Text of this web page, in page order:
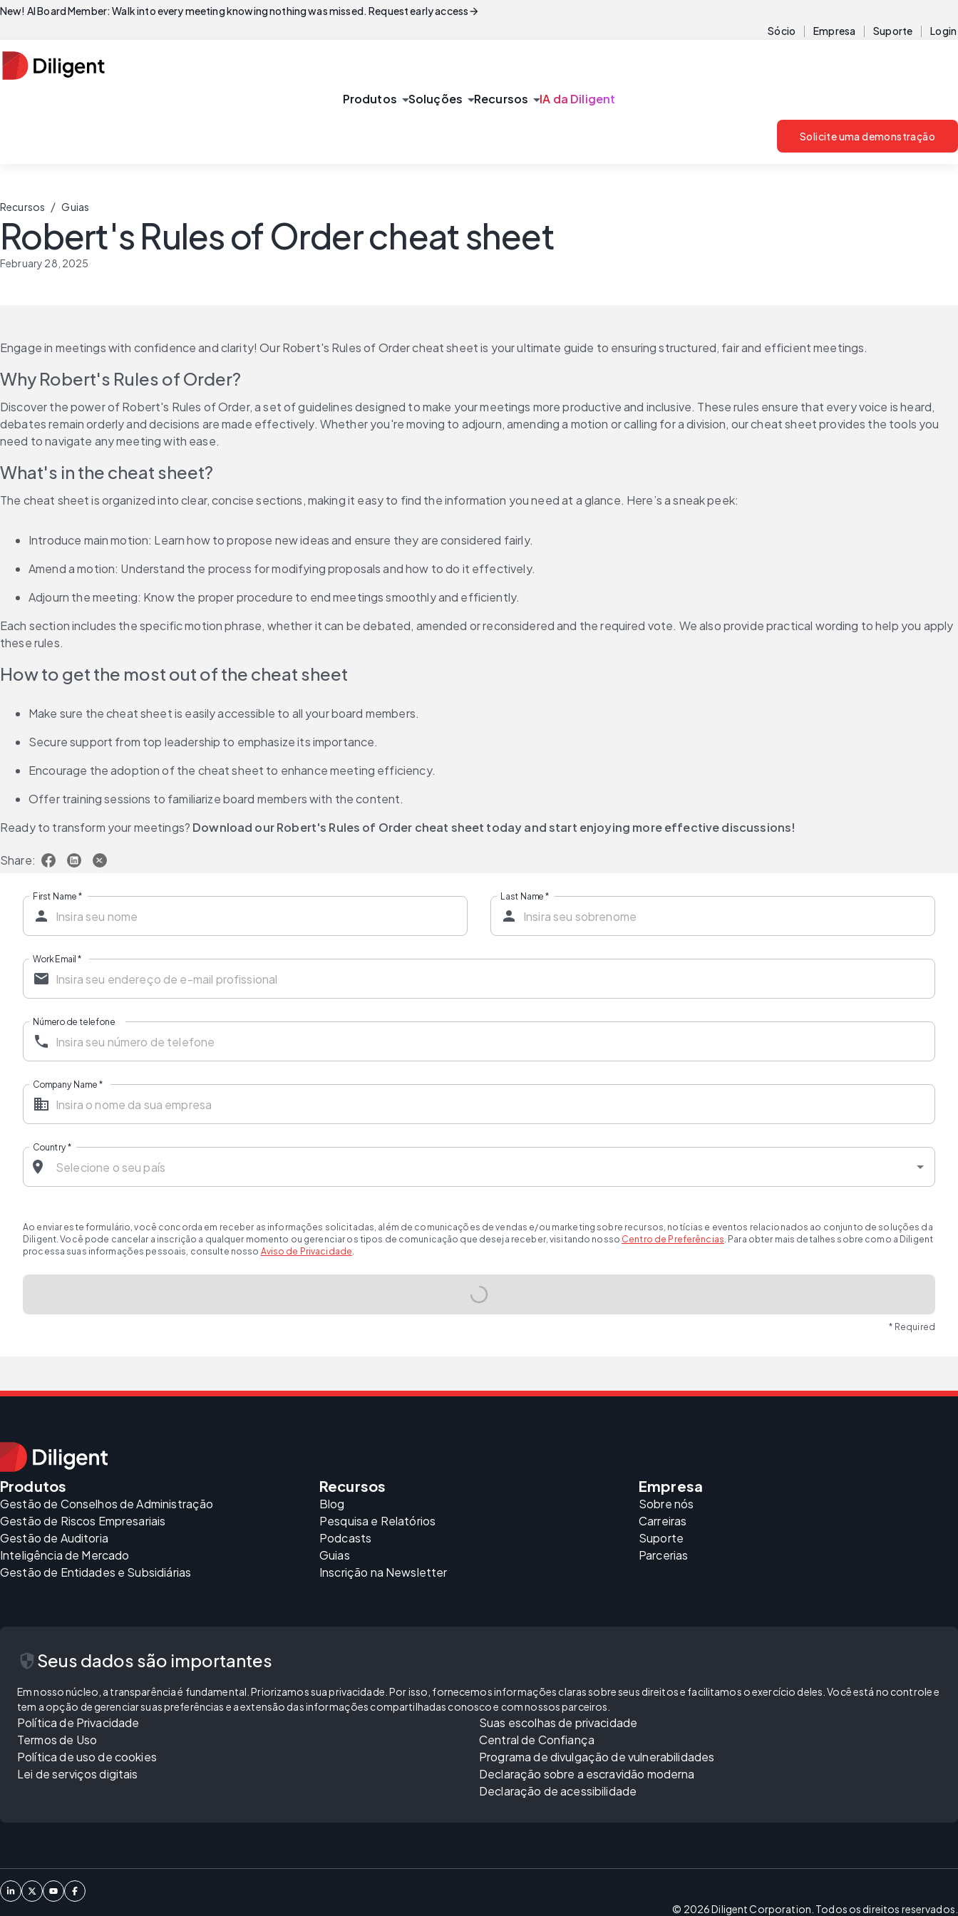
New! AI Board Member: Walk into every meeting knowing nothing was missed. Request early accessarrow_forward
Sócio Empresa Suporte Login
Produtos arrow_drop_downSoluções arrow_drop_downRecursos arrow_drop_downIA da Diligent
Solicite uma demonstração
Recursos / Guias
Robert's Rules of Order cheat sheet
February 28, 2025
Engage in meetings with confidence and clarity! Our Robert's Rules of Order cheat sheet is your ultimate guide to ensuring structured, fair and efficient meetings.
Why Robert's Rules of Order?
Discover the power of Robert's Rules of Order, a set of guidelines designed to make your meetings more productive and inclusive. These rules ensure that every voice is heard,
debates remain orderly and decisions are made effectively. Whether you're moving to adjourn, amending a motion or calling for a division, our cheat sheet provides the tools you
need to navigate any meeting with ease.
What's in the cheat sheet?
The cheat sheet is organized into clear, concise sections, making it easy to find the information you need at a glance. Here’s a sneak peek:
Introduce main motion: Learn how to propose new ideas and ensure they are considered fairly.
Amend a motion: Understand the process for modifying proposals and how to do it effectively.
Adjourn the meeting: Know the proper procedure to end meetings smoothly and efficiently.
Each section includes the specific motion phrase, whether it can be debated, amended or reconsidered and the required vote. We also provide practical wording to help you apply
these rules.
How to get the most out of the cheat sheet
Make sure the cheat sheet is easily accessible to all your board members.
Secure support from top leadership to emphasize its importance.
Encourage the adoption of the cheat sheet to enhance meeting efficiency.
Offer training sessions to familiarize board members with the content.
Ready to transform your meetings? Download our Robert's Rules of Order cheat sheet today and start enjoying more effective discussions!
Share:
First Name* Last Name *
Work Email*
Número de telefone
Company Name*
Country*
Ao enviar este formulário, você concorda em receber as informações solicitadas, além de comunicações de vendas e/ou marketing sobre recursos, notícias e eventos relacionados ao conjunto de soluções da
Diligent. Você pode cancelar a inscrição a qualquer momento ou gerenciar os tipos de comunicação que deseja receber, visitando nosso Centro de Preferências. Para obter mais detalhes sobre como a Diligent
processa suas informações pessoais, consulte nosso Aviso de Privacidade.
* Required
Produtos
Gestão de Conselhos de Administração
Gestão de Riscos Empresariais
Gestão de Auditoria
Inteligência de Mercado
Gestão de Entidades e Subsidiárias
Recursos
Blog
Pesquisa e Relatórios
Podcasts
Guias
Inscrição na Newsletter
Empresa
Sobre nós
Carreiras
Suporte
Parcerias
security Seus dados são importantes
Em nosso núcleo, a transparência é fundamental. Priorizamos sua privacidade. Por isso, fornecemos informações claras sobre seus direitos e facilitamos o exercício deles. Você está no controle e
tem a opção de gerenciar suas preferências e a extensão das informações compartilhadas conosco e com nossos parceiros.
Política de Privacidade
Termos de Uso
Política de uso de cookies
Lei de serviços digitais
Suas escolhas de privacidade
Central de Confiança
Programa de divulgação de vulnerabilidades
Declaração sobre a escravidão moderna
Declaração de acessibilidade
© 2026Diligent Corporation. Todos os direitos reservados.